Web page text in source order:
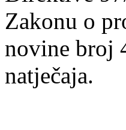
Zakonu o
novine broj
natječaja.